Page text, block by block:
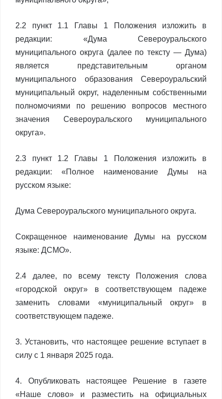
2.2 пункт 1.1 Главы 1 Положения изложить в
редакции: «Дума Североуральского
муниципального округа (далее по тексту — Дума)
является представительным органом
муниципального образования Североуральский
муниципальный округ, наделенным собственными
полномочиями по решению вопросов местного
значения Североуральского муниципального
округа».
2.3 пункт 1.2 Главы 1 Положения изложить в
редакции: «Полное наименование Думы на
русском языке:
Дума Североуральского муниципального округа.
Сокращенное наименование Думы на русском
языке: ДСМО».
2.4 далее, по всему тексту Положения слова
«городской округ» в соответствующем падеже
заменить словами «муниципальный округ» в
соответствующем падеже.
3. Установить, что настоящее решение вступает в
силу с 1 января 2025 года.
4. Опубликовать настоящее Решение в газете
«Наше слово» и разместить на официальных